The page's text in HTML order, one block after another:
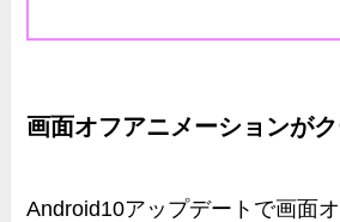
画面オフアニメーションが
Android10アップデートで画面